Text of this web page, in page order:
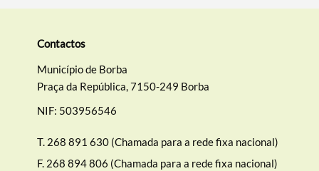
Contactos
Município de Borba
Praça da República, 7150-249 Borba
NIF: 503956546
T. 268 891 630 (Chamada para a rede fixa nacional)
F. 268 894 806 (Chamada para a rede fixa nacional)